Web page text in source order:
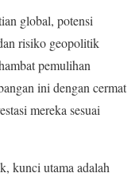
global, potensi
risiko geopolitik
pemulihan
ini dengan cermat
mereka sesuai
kunci utama adalah